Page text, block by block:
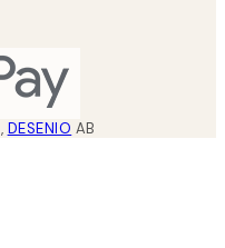
, DESENIO AB